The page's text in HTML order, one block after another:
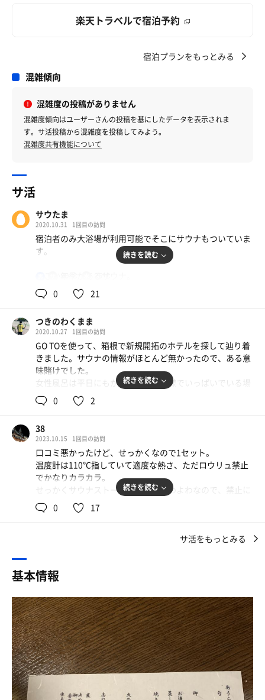
楽天トラベルで宿泊予約
宿泊プランをもっとみる
混雑傾向
混雑度の投稿がありません
混雑度傾向はユーザーさんの投稿を基にしたデータを表示されま
す。サ活投稿から混雑度を投稿してみよう。
混雑度共有機能について
サ活
サウたま
2020.10.31 1回目の訪問
宿泊者のみ大浴場が利用可能でそこにサウナもついていま
す。
収容人数は多くて三人ほど。
水風呂は一人が限界。
大浴場に行くと、一人サウナに入っている人がいたので、
まずは体を洗って温浴。
さて、サウナに…と思ったら扉の締まりが悪く扉が開いて
いた模様。
室内は外気がたくさん入り、熱はほぼなし…
湿度も抜けてしまったようで、温度計は90度ですが体感は
これでは汗なんてかけないので、扉を締め切りタオルを回
して空気を攪拌。
サウナストーブ、石には故障するので水かけ厳禁です。
（張り紙あり）
上段ならなんとか汗をかける温度に少しなりましたが、そ
れでも温度が低い…80度あるかないか程度。
前任者から間が空いてないせいか、非常にぬるい…、おそ
多いと辛いかも。
外気浴、休憩はスペースが無いので、洗い場の椅子もしく
は体を拭いて脱衣場で。
箱根なので温泉に入るのが目的であり、サウナはおまけで
すね。
旅館側にはサウナの扉にしっかり閉めるよう注意書きを書
くなどお願いしたいかも。
しかし、ドライとはいえ10分超えて入っていると喉が痛く
続きを読む
0 21
つきのわくまま
2020.10.27 1回目の訪問
GO TOを使って、箱根で新規開拓のホテルを探して辿り着
きました。サウナの情報がほとんど無かったので、ある意
味賭けでした。
女性風呂は平日にもかかわらずお客様でいっぱいでいる場
所がない感じだったので、早々にサウナ室へ…ほとんど1
人用の広さで2人入ればもう無理です。温度は100度でした
かないタオルを濡らして顔に掛けて鼻呼吸しました。
気を取り直して水風呂に入りましたが、ぬるい！かつ蛇口
がないので、自分で追い足しも出来ず…整えませんでし
た。しかも整いスペースもなく露天風呂の隅にタオルを敷
いて座りました。イスは１つもありませんでした。
サウナがメインのホテルではないので多くは望みません
が、行こうとしている方の参考になればと思います。
続きを読む
0 2
38
2023.10.15 1回目の訪問
口コミ悪かったけど、せっかくなので1セット。
温度計は110℃指していて適度な熱さ、ただロウリュ禁止
でかなりカラカラ。
せっかくサウナストーンだけど、よわよわなので、禁止に
しないと壊されちゃうんだろうな、、
るのは良いけど曇ってて星は見えず。
口コミ通りおまけサウナ
温泉、サウナともに箱根湯寮が強すぎるかな
ちなみにサ室のドアは閉まるようになってました！
続きを読む
0 17
サ活をもっとみる
基本情報